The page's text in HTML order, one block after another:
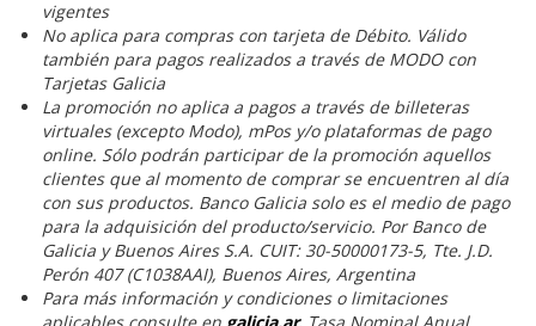
vigentes
No aplica para compras con tarjeta de Débito. Válido
también para pagos realizados a través de MODO con
Tarjetas Galicia
La promoción no aplica a pagos a través de billeteras
virtuales (excepto Modo), mPos y/o plataformas de pago
online. Sólo podrán participar de la promoción aquellos
clientes que al momento de comprar se encuentren al día
con sus productos. Banco Galicia solo es el medio de pago
para la adquisición del producto/servicio. Por Banco de
Galicia y Buenos Aires S.A. CUIT: 30-50000173-5, Tte. J.D.
Perón 407 (C1038AAI), Buenos Aires, Argentina
Para más información y condiciones o limitaciones
aplicables consulte en galicia.ar. Tasa Nominal Anual